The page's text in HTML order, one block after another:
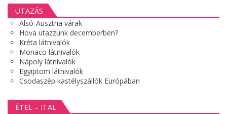
UTAZÁS
Alsó-Ausztria várak
Hova utazzunk decemberben?
Kréta látnivalók
Monaco látnivalók
Nápoly látnivalók
Egyiptom látnivalók
Csodaszép kastélyszállók Európában
ÉTEL – ITAL